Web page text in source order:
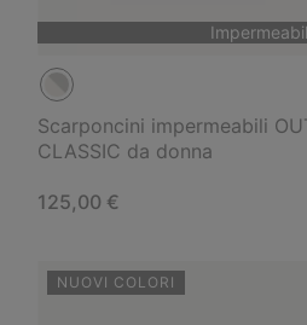
Scarponcini impermeabili
CLASSIC da donna
Regular price:
125,00 €
NUOVI COLORI